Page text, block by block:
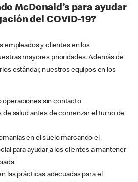
McDonald’s para ayudar
del COVID-19?
empleados y clientes en los
mayores prioridades. Además de
estándar, nuestros equipos en los
operaciones sin contacto
de salud antes de comenzar el turno de
en el suelo marcando el
para ayudar a los clientes a mantener
las prácticas adecuadas para el